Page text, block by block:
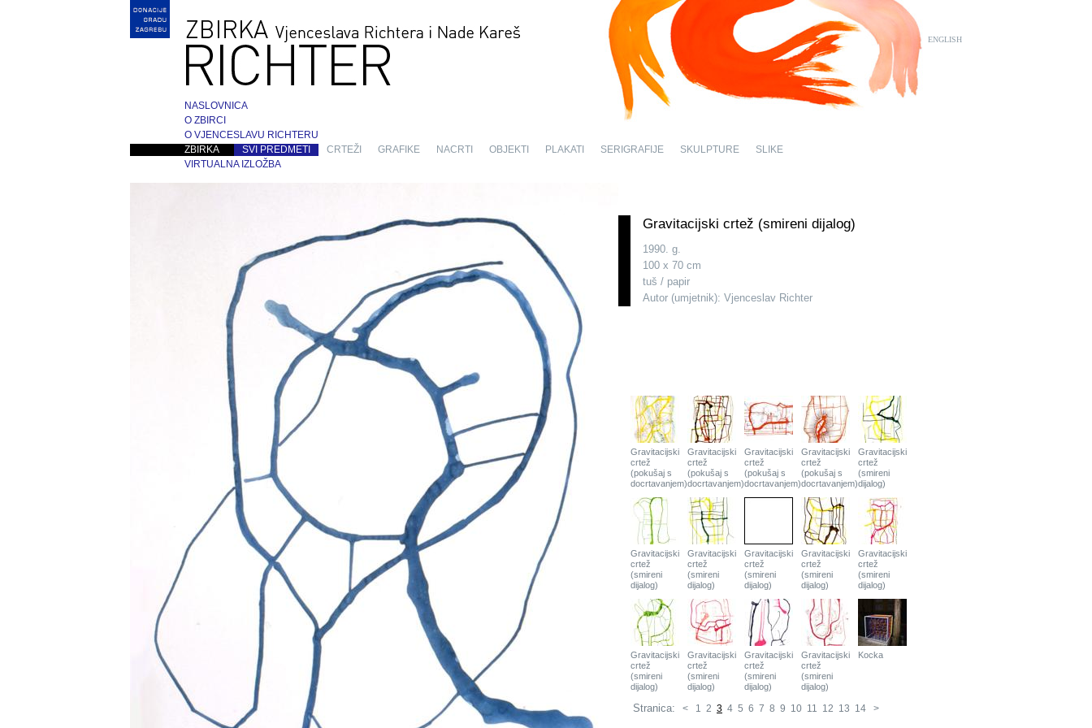
ENGLISH
NASLOVNICA
O ZBIRCI
O VJENCESLAVU RICHTERU
ZBIRKA
SVI PREDMETI CRTEŽI GRAFIKE NACRTI OBJEKTI PLAKATI SERIGRAFIJE SKULPTURE
SLIKE
VIRTUALNA IZLOŽBA
Gravitacijski crtež (smireni dijalog)
1990. g.
100 x 70 cm
tuš / papir
Autor (umjetnik): Vjenceslav Richter
Gravitacijski
crtež
(pokušaj s
docrtavanjem)
Gravitacijski
crtež
(pokušaj s
docrtavanjem)
Gravitacijski
crtež
(pokušaj s
docrtavanjem)
Gravitacijski
crtež
(pokušaj s
docrtavanjem)
Gravitacijski
crtež
(smireni
dijalog)
Gravitacijski
crtež
(smireni
dijalog)
Gravitacijski
crtež
(smireni
dijalog)
Gravitacijski
crtež
(smireni
dijalog)
Gravitacijski
crtež
(smireni
dijalog)
Gravitacijski
crtež
(smireni
dijalog)
Gravitacijski
crtež
(smireni
dijalog)
Gravitacijski
crtež
(smireni
dijalog)
Gravitacijski
crtež
(smireni
dijalog)
Gravitacijski
crtež
(smireni
dijalog)
Kocka
Stranica: < 1 2 3 4 5 6 7 8 9 10 11 12 13 14 >